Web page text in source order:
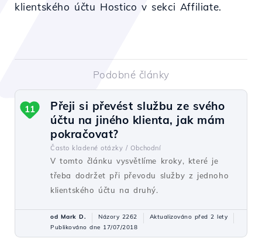
klientského účtu Hostico v sekci Affiliate.
Podobné články
Přeji si převést službu ze svého
účtu na jiného klienta, jak mám
pokračovat?
Často kladené otázky / Obchodní
V tomto článku vysvětlíme kroky, které je
třeba dodržet při převodu služby z jednoho
klientského účtu na druhý.
11
od Mark D. Názory 2262
Aktualizováno před 2 lety
Publikováno dne 17/07/2018